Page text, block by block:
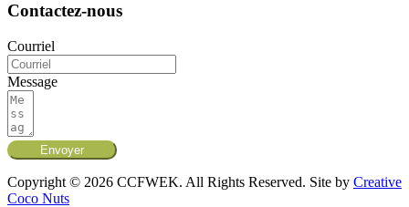
Contactez-nous
Courriel
Message
Envoyer
Copyright © 2026 CCFWEK. All Rights Reserved. Site by Creative
Coco Nuts